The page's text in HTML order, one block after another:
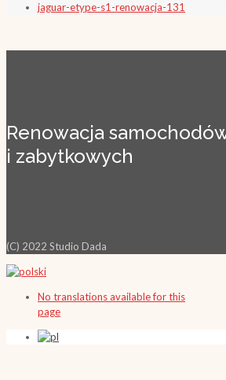
jaguar-etype-s1-renowacja-131
Renowacja
i zabytkowych
(C) 2022 Studio Dada
No translations available for this
page